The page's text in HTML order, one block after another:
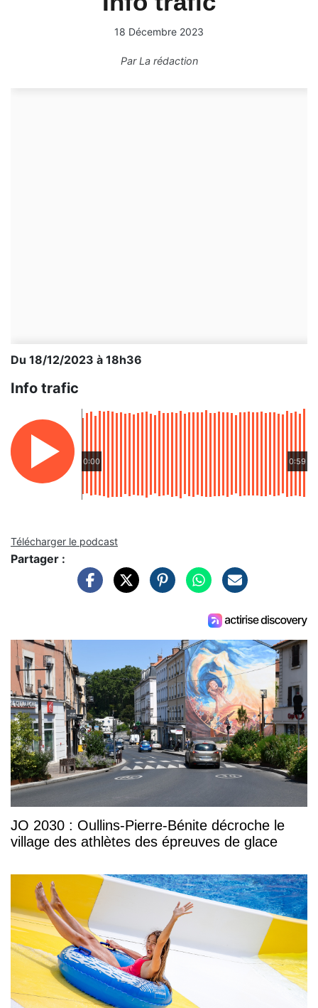
18 Décembre 2023
ParLa rédaction
Du 18/12/2023 à 18h36
Info trafic
0:00 0:59
Télécharger le podcast
Partager :
JO 2030 : Oullins-Pierre-Bénite décroche le
village des athlètes des épreuves de glace